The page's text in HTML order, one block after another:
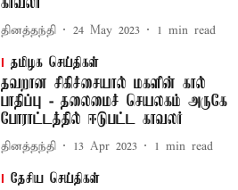
காவலர்
தினத்தந்தி 24 May 2023 1 min read
தமிழக செய்திகள்
தவறான சிகிச்சையால் மகளின் கால்
பாதிப்பு - தலைமைச் செயலகம் அருகே
போராட்டத்தில் ஈடுபட்ட காவலர்
தினத்தந்தி 13 Apr 2023 1 min read
தேசிய செய்திகள்